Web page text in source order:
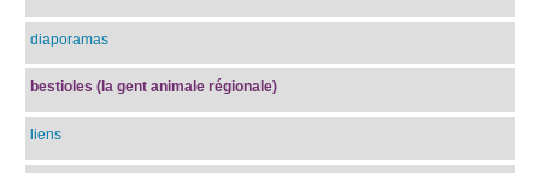
diaporamas
bestioles (la gent animale régionale)
liens